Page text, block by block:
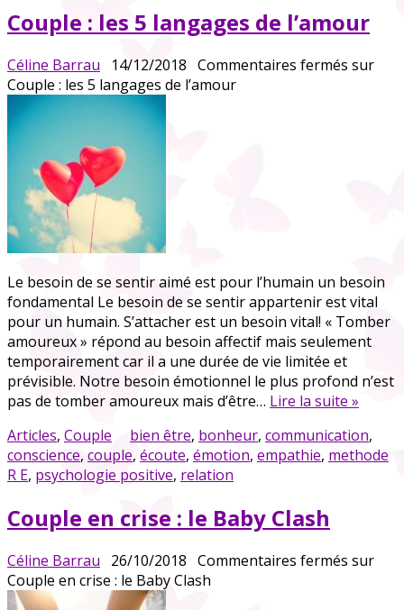
Couple : les 5 langages de l’amour
Céline Barrau 14/12/2018 Commentaires fermés sur
Couple : les 5 langages de l’amour
Le besoin de se sentir aimé est pour l’humain un besoin
fondamental Le besoin de se sentir appartenir est vital
pour un humain. S’attacher est un besoin vital! « Tomber
amoureux » répond au besoin affectif mais seulement
temporairement car il a une durée de vie limitée et
prévisible. Notre besoin émotionnel le plus profond n’est
pas de tomber amoureux mais d’être… Lire la suite »
Articles, Couple bien être, bonheur, communication,
conscience, couple, écoute, émotion, empathie, methode
R E, psychologie positive, relation
Couple en crise : le Baby Clash
Céline Barrau 26/10/2018 Commentaires fermés sur
Couple en crise : le Baby Clash